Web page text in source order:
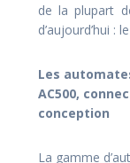
de la plupart
d’aujourd’hui :
Les
AC500,
conception
La gamme